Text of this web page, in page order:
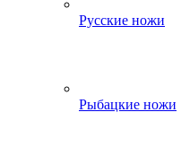
Русские ножи
Рыбацкие ножи